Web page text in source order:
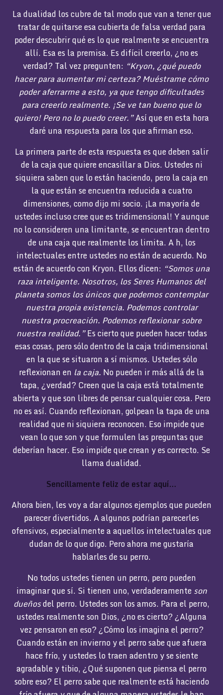
La dualidad los cubre de tal modo que van a tener que
tratar de quitarse esa cubierta de falsa verdad para
poder descubrir qué es lo que realmente se encuentra
allí. Esa es la premisa. Es difícil creerlo, ¿no es
verdad? Tal vez pregunten: “Kryon, ¿qué puedo
hacer para aumentar mi certeza?Muéstrame cómo
poder aferrarme a esto, ya que tengo dificultades
para creerlo realmente. ¡Se ve tan bueno que lo
quiero! Pero no lo puedo creer.”Así que en esta hora
daré una respuesta para los que afirman eso.
La primera parte de esta respuesta es que deben salir
de la caja que quiere encasillar a Dios. Ustedes ni
siquiera saben que lo están haciendo, pero la caja en
la que están se encuentra reducida a cuatro
dimensiones, como dijo mi socio. ¡La mayoría de
ustedes incluso cree que es tridimensional! Y aunque
no lo consideren una limitante, se encuentran dentro
de una caja que realmente los limita. A h, los
intelectuales entre ustedes no están de acuerdo. No
están de acuerdo con Kryon. Ellos dicen: “Somos una
raza inteligente. Nosotros, los Seres Humanos del
planeta somos los únicos que podemos contemplar
nuestra propia existencia. Podemos controlar
nuestra procreación. Podemos reflexionar sobre
nuestra realidad.”Es cierto que pueden hacer todas
esas cosas, pero sólo dentro de la caja tridimensional
en la que se situaron a sí mismos. Ustedes sólo
reflexionan en la caja. No pueden ir más allá de la
tapa, ¿verdad? Creen que la caja está totalmente
abierta y que son libres de pensar cualquier cosa. Pero
no es así. Cuando reflexionan, golpean la tapa de una
realidad que ni siquiera reconocen. Eso impide que
vean lo que son y que formulen las preguntas que
deberían hacer. Eso impide que crean y es correcto. Se
llama dualidad.
Sencillamente feliz de estar aquí…
Ahora bien, les voy a dar algunos ejemplos que pueden
parecer divertidos. A algunos podrían parecerles
ofensivos, especialmente a aquellos intelectuales que
dudan de lo que digo. Pero ahora me gustaría
hablarles de su perro.
No todos ustedes tienen un perro, pero pueden
imaginar que sí. Si tienen uno, verdaderamenteson
dueñosdel perro. Ustedes son los amos. Para el perro,
ustedes realmente son Dios, ¿no es cierto? ¿Alguna
vez pensaron en eso? ¿Cómo los imagina el perro?
Cuando están en invierno y el perro sabe que afuera
hace frío, y ustedes lo traen adentro y se siente
agradable y tibio, ¿Qué suponen que piensa el perro
sobre eso? El perro sabe que realmente está haciendo